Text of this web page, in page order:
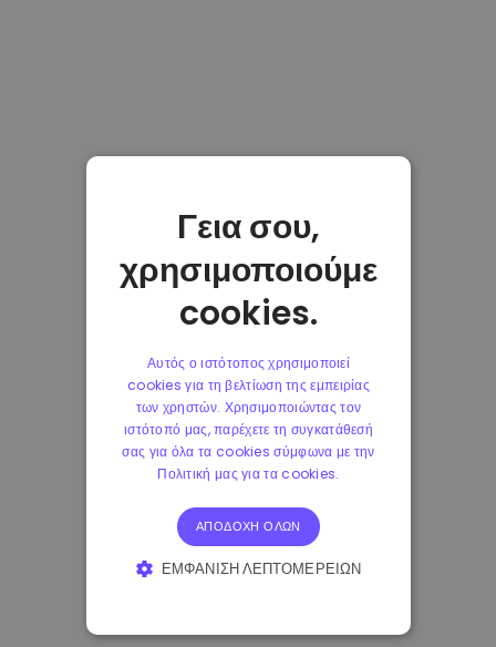
Γεια σου,
χρησιμοποιούμε
cookies.
Αυτός ο ιστότοπος χρησιμοποιεί
cookies για τη βελτίωση της εμπειρίας
των χρηστών. Χρησιμοποιώντας τον
ιστότοπό μας, παρέχετε τη συγκατάθεσή
σας για όλα τα cookies σύμφωνα με την
Πολιτική μας για τα cookies.
ΑΠΟΔΟΧΉ ΌΛΩΝ
ΕΜΦΆΝΙΣΗ ΛΕΠΤΟΜΕΡΕΙΏΝ